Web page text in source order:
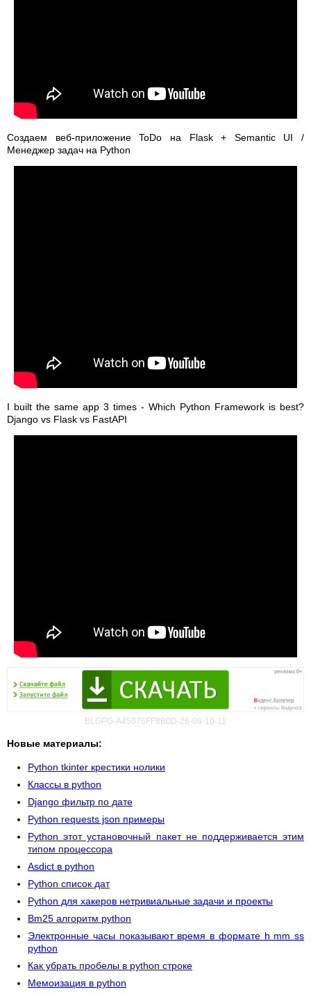
Создаем веб-приложение ToDo на Flask + Semantic UI /
Менеджер задач на Python
I built the same app 3 times - Which Python Framework is best?
Django vs Flask vs FastAPI
BLGPG-A45076FF8B0D-26-08-10-11
Новые материалы:
Python tkinter крестики нолики
Классы в python
Django фильтр по дате
Python requests json примеры
Python этот установочный пакет не поддерживается этим
типом процессора
Asdict в python
Python список дат
Python для хакеров нетривиальные задачи и проекты
Bm25 алгоритм python
Электронные часы показывают время в формате h mm ss
python
Как убрать пробелы в python строке
Мемоизация в python